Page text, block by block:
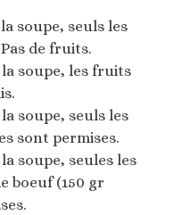
soupe, seuls les
de fruits.
soupe, les fruits
soupe, seuls les
sont permises.
soupe, seules les
boeuf (150 gr